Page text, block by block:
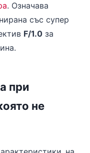
. Означава
със супер
F/1.0 за
при
не